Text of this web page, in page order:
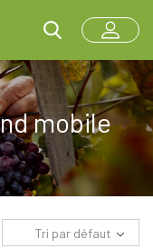
mobile
Tri par défaut